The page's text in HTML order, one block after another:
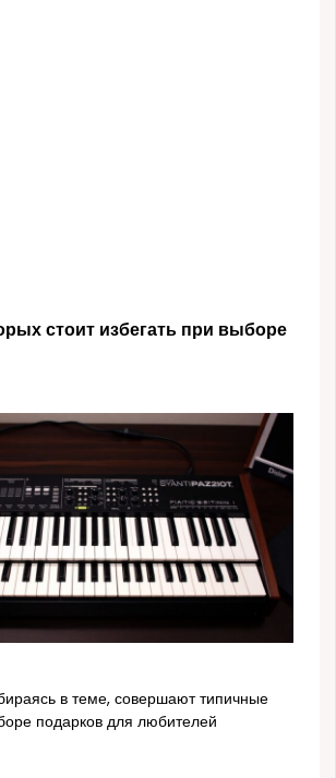
стоит избегать при выборе
в теме, совершают типичные
подарков для любителей